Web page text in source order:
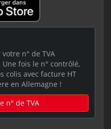
n° de TVA
fois le n° contrôlé,
colis avec facture HT
en Allemagne !
n° de TVA